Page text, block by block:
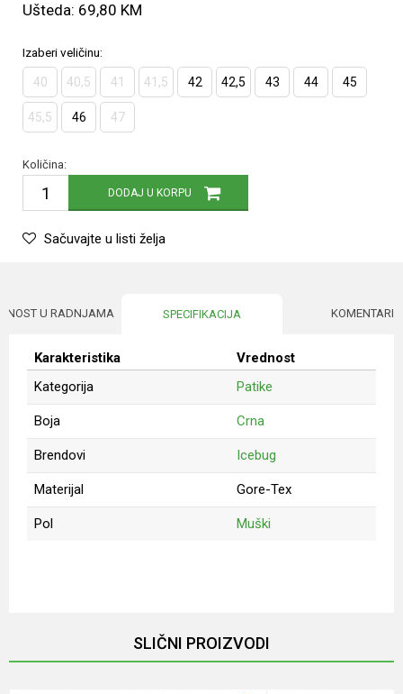
Ušteda: 69,80 KM
Izaberi veličinu:
40 40,5 41 41,5 42 42,5 43 44 45
45,5 46 47
Količina:
DODAJ U KORPU
Sačuvajte u listi želja
U RADNJAMA SPECIFIKACIJA KOMENTARI
Karakteristika
Vrednost
Kategorija
Patike
Boja Crna
Brendovi Icebug
Materijal Gore-Tex
Pol Muški
SLIČNI PROIZVODI